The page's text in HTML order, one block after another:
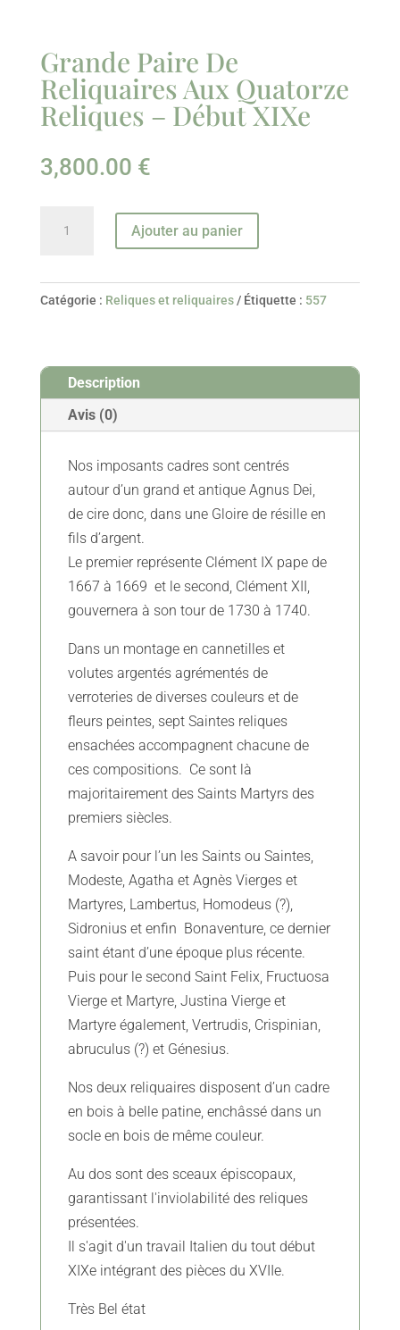
Grande Paire De
Reliquaires Aux Quatorze
Reliques – Début XIXe
3,800.00 €
Quatorze
Reliques
-
Début
Ajouter au panier
Catégorie : Reliques et reliquaires Étiquette : 557
Description
Avis (0)
Nos imposants cadres sont centrés
autour d’un grand et antique Agnus Dei,
de cire donc, dans une Gloire de résille en
fils d’argent.
Le premier représente Clément IX pape de
1667 à 1669 et le second, Clément XII,
gouvernera à son tour de 1730 à 1740.
Dans un montage en cannetilles et
volutes argentés agrémentés de
verroteries de diverses couleurs et de
fleurs peintes, sept Saintes reliques
ensachées accompagnent chacune de
ces compositions. Ce sont là
majoritairement des Saints Martyrs des
premiers siècles.
A savoir pour l’un les Saints ou Saintes,
Modeste, Agatha et Agnès Vierges et
Martyres, Lambertus, Homodeus (?),
Sidronius et enfin Bonaventure, ce dernier
saint étant d’une époque plus récente.
Puis pour le second Saint Felix, Fructuosa
Vierge et Martyre, Justina Vierge et
Martyre également, Vertrudis, Crispinian,
abruculus (?) et Génesius.
Nos deux reliquaires disposent d’un cadre
en bois à belle patine, enchâssé dans un
socle en bois de même couleur.
Au dos sont des sceaux épiscopaux,
garantissant l'inviolabilité des reliques
présentées.
Il s'agit d'un travail Italien du tout début
XIXe intégrant des pièces du XVIIe.
Très Bel état